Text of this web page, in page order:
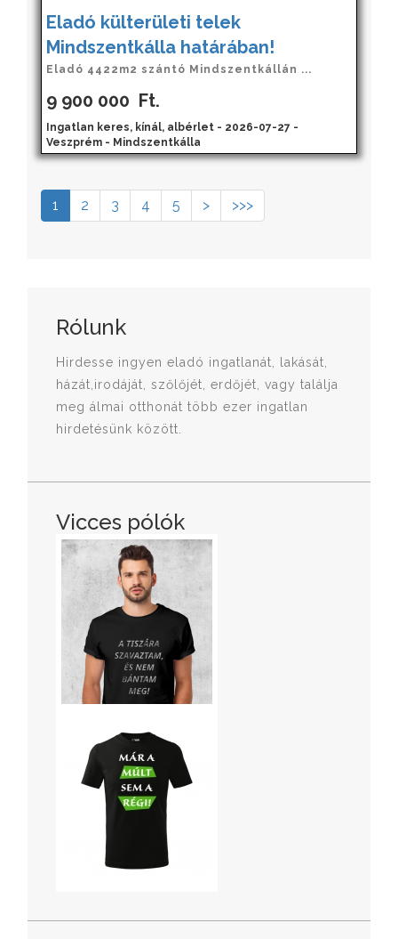
Eladó külterületi telek
Mindszentkálla határában!
Eladó 4422m2 szántó Mindszentkállán ...
9 900 000 Ft.
Ingatlan keres, kínál, albérlet - 2026-07-27 -
Veszprém - Mindszentkálla
1 2 3 4 5 > >>>
Rólunk
Hirdesse ingyen eladó ingatlanát, lakását,
házát,irodáját, szőlőjét, erdőjét, vagy találja
meg álmai otthonát több ezer ingatlan
hirdetésünk között.
Vicces pólók